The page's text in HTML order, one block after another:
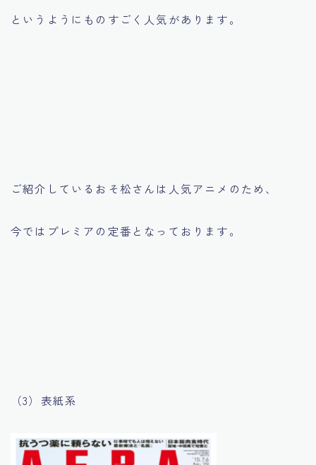
というようにものすごく人気があります。
ご紹介しているおそ松さんは人気アニメのため、
今ではプレミアの定番となっております。
（3）表紙系